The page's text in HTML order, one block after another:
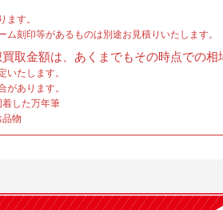
す。
刻印等があるものは別途お見積りいたします。
取金額は、あくまでもその時点での相
たします。
あります。
した万年筆
物